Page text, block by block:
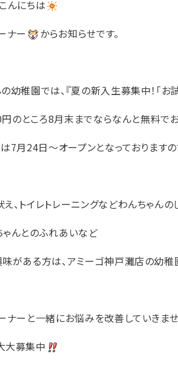
んにちは
ナー
からお知らせです。
幼稚園では、『夏の新入生募集中！「お
のところ8月末までならなんと無料で
7月24日～オープンとなっておりますの
、トイレトレーニングなどわんちゃん
んとのふれあいなど
がある方は、アミーゴ神戸灘店の幼稚
ナーと一緒にお悩みを改善していきま
大募集中